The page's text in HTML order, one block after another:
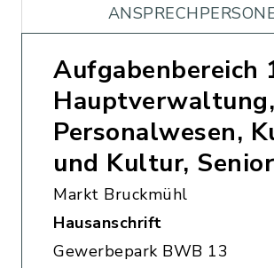
Aufgabenbereich
Hauptverwaltung,
Personalwesen,
und Kultur,
Markt Bruckmühl
Hausanschrift
Gewerbepark BWB 13